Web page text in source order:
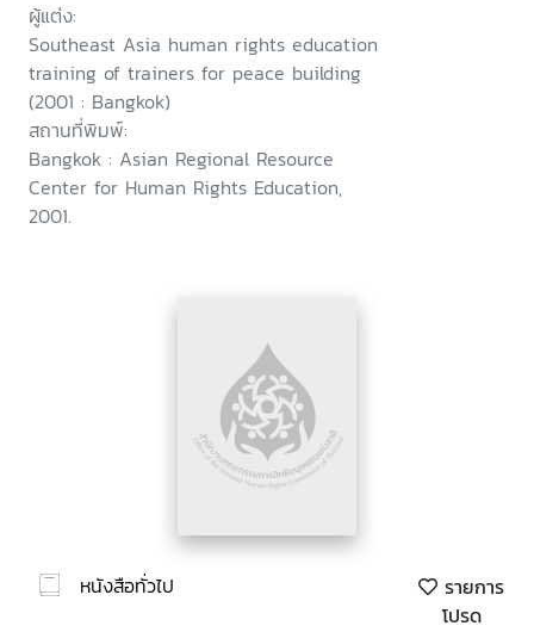
ผู้แต่ง:
Southeast Asia human rights education
training of trainers for peace building
(2001 : Bangkok)
สถานที่พิมพ์:
Bangkok : Asian Regional Resource
Center for Human Rights Education,
2001.
หนังสือทั่วไป
รายการ
โปรด